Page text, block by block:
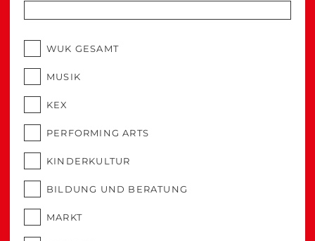
WUK GESAMT
MUSIK
KEX
PERFORMING ARTS
KINDERKULTUR
BILDUNG UND BERATUNG
MARKT